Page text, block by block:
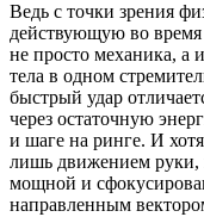
Ведь с точки зрения
действующую во время
не просто механика, а
тела в одном
быстрый удар
через остаточную
и шаге на ринге. И
лишь движением руки,
мощной и
направленным